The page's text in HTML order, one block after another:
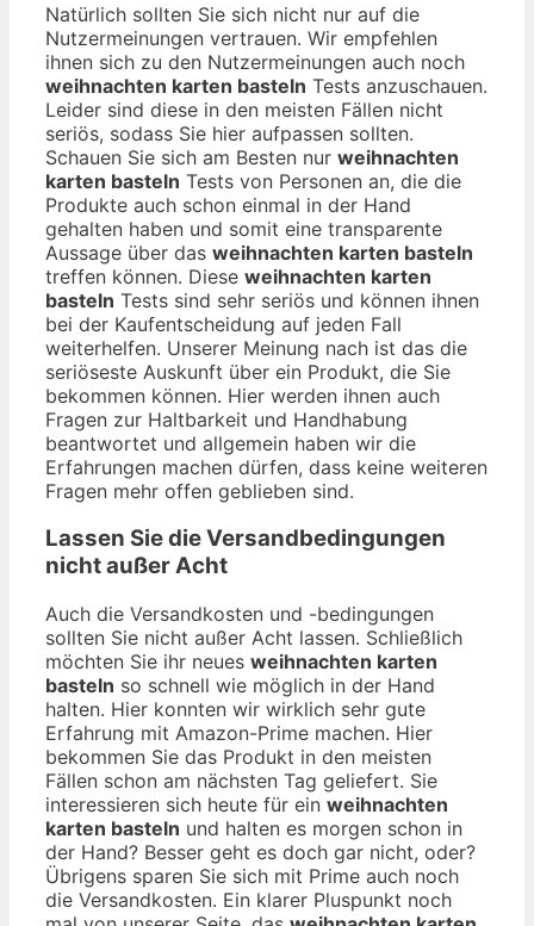
Natürlich sollten Sie sich nicht nur auf die
Nutzermeinungen vertrauen. Wir empfehlen
ihnen sich zu den Nutzermeinungen auch noch
weihnachten karten basteln Tests anzuschauen.
Leider sind diese in den meisten Fällen nicht
seriös, sodass Sie hier aufpassen sollten.
Schauen Sie sich am Besten nur weihnachten
karten basteln Tests von Personen an, die die
Produkte auch schon einmal in der Hand
gehalten haben und somit eine transparente
Aussage über das weihnachten karten basteln
treffen können. Diese weihnachten karten
basteln Tests sind sehr seriös und können ihnen
bei der Kaufentscheidung auf jeden Fall
weiterhelfen. Unserer Meinung nach ist das die
seriöseste Auskunft über ein Produkt, die Sie
bekommen können. Hier werden ihnen auch
Fragen zur Haltbarkeit und Handhabung
beantwortet und allgemein haben wir die
Erfahrungen machen dürfen, dass keine weiteren
Fragen mehr offen geblieben sind.
Lassen Sie die Versandbedingungen
nicht außer Acht
Auch die Versandkosten und -bedingungen
sollten Sie nicht außer Acht lassen. Schließlich
möchten Sie ihr neues weihnachten karten
basteln so schnell wie möglich in der Hand
halten. Hier konnten wir wirklich sehr gute
Erfahrung mit Amazon-Prime machen. Hier
bekommen Sie das Produkt in den meisten
Fällen schon am nächsten Tag geliefert. Sie
interessieren sich heute für ein weihnachten
karten basteln und halten es morgen schon in
der Hand? Besser geht es doch gar nicht, oder?
Übrigens sparen Sie sich mit Prime auch noch
die Versandkosten. Ein klarer Pluspunkt noch